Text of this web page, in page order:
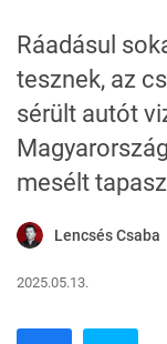
Ráadásul
tesznek, az
sérült autót
mesélt
Lencsés Csaba
2025.05.13.